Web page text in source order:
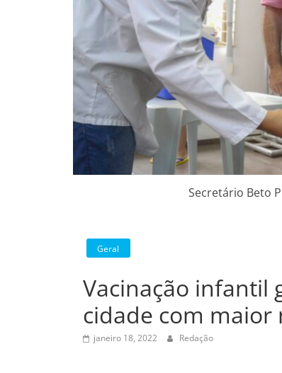
Secretário Beto
Geral
Vacinação infantil
cidade com maior
janeiro 18, 2022 Redação